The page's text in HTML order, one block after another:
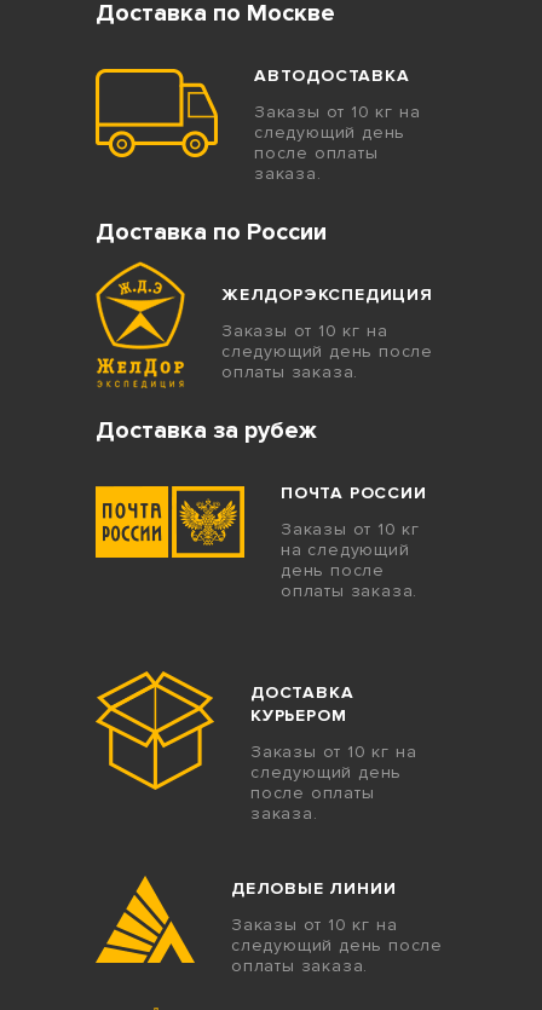
Доставка по Москве
АВТОДОСТАВКА
Заказы от 10 кг на
следующий день
после оплаты
заказа.
Доставка по России
ЖЕЛДОРЭКСПЕДИЦИЯ
Заказы от 10 кг на
следующий день после
оплаты заказа.
Доставка за рубеж
ПОЧТА РОССИИ
Заказы от 10 кг
на следующий
день после
оплаты заказа.
ДОСТАВКА
КУРЬЕРОМ
Заказы от 10 кг на
следующий день
после оплаты
заказа.
ДЕЛОВЫЕ ЛИНИИ
Заказы от 10 кг на
следующий день после
оплаты заказа.